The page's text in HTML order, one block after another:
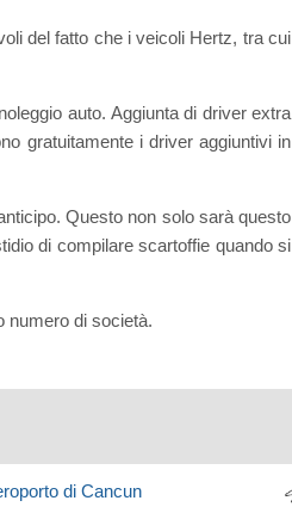
del fatto che i veicoli Hertz, tra cui
auto. Aggiunta di driver extra
gratuitamente i driver aggiuntivi in
Questo non solo sarà questo
di compilare scartoffie quando si
numero di società.
di Cancun